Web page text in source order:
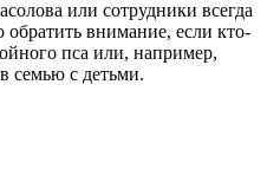
или сотрудники всегда
обратить внимание, если кто-
пса или, например,
семью с детьми.